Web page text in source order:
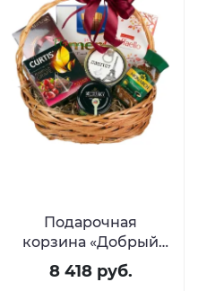
Подарочная
корзина «Добрый
вечер»
8 418 руб.